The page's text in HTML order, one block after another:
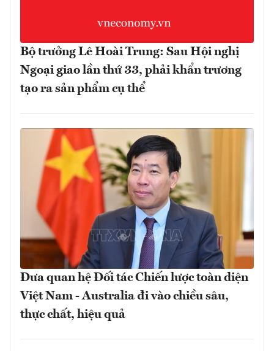
Bộ trưởng Lê Hoài Trung: Sau Hội nghị
Ngoại giao lần thứ 33, phải khẩn trương
tạo ra sản phẩm cụ thể
Đưa quan hệ Đối tác Chiến lược toàn diện
Việt Nam - Australia đi vào chiều sâu,
thực chất, hiệu quả